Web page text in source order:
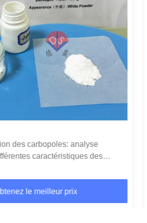
stabilisateur de pH fiable,
flexible aux divers besoins
le meilleur prix